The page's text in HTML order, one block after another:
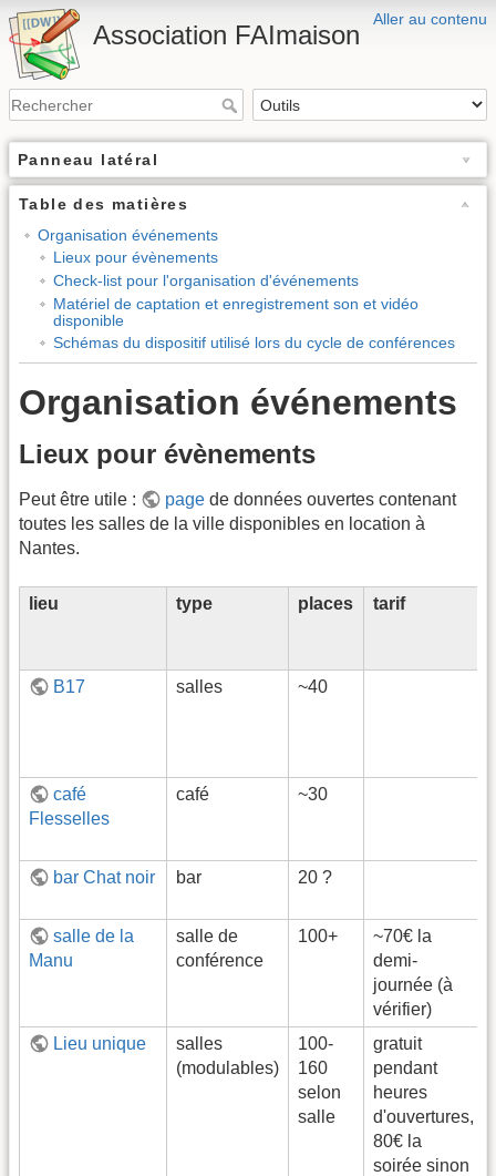
Aller au contenu
Association FAImaison
Panneau latéral
Table des matières
Organisation événements
Lieux pour évènements
Check-list pour l'organisation d'événements
Matériel de captation et enregistrement son et vidéo
disponible
Schémas du dispositif utilisé lors du cycle de conférences
Organisation événements
Lieux pour évènements
Peut être utile : page de données ouvertes contenant
toutes les salles de la ville disponibles en location à
Nantes.
lieu type places tarif
B17 salles ~40
café
Flesselles
café ~30
bar Chat noir bar 20 ?
salle de la
Manu
salle de
conférence
100+
~70€ la
demi-
journée (à
vérifier)
Lieu unique
salles
(modulables)
100-
160
selon
salle
gratuit
pendant
heures
d'ouvertures,
80€ la
soirée sinon